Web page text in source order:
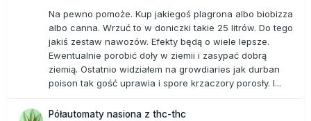
Na pewno pomoże. Kup jakiegoś plagrona albo biobizza
albo canna. Wrzuć to w doniczki takie 25 litrów. Do tego
jakiś zestaw nawozów. Efekty będą o wiele lepsze.
Ewentualnie porobić doły w ziemii i zasypać dobrą
ziemią. Ostatnio widziałem na growdiaries jak durban
poison tak gość uprawia i spore krzaczory porosły. I...
Półautomaty nasiona z thc-thc